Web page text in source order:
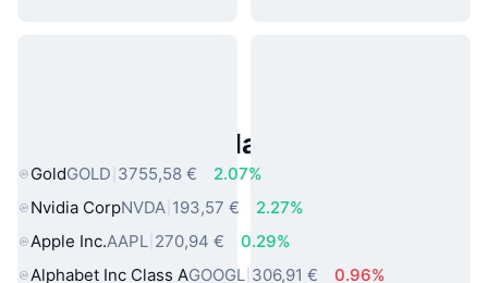
Asset reali popolari
GoldGOLD 3755,58 €
2.07%
Nvidia CorpNVDA 193,57 €
2.27%
Apple Inc.AAPL 270,94 €
0.29%
Alphabet Inc Class AGOOGL 306,91 € 0.96%